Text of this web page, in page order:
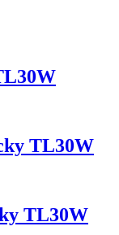
TL30W
TL30W